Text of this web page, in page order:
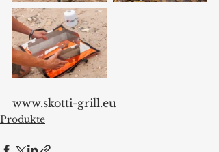
www.skotti-grill.eu
Produkte